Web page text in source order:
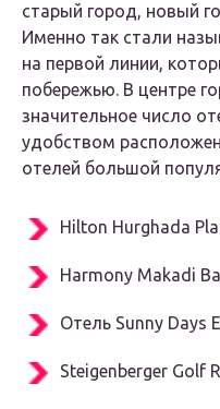
старый город, новый
Именно так стали
на первой линии,
побережью. В центре
значительное число
удобством
отелей большой
Hilton Hurghada
Harmony Makadi
Отель Sunny Days
Steigenberger Golf